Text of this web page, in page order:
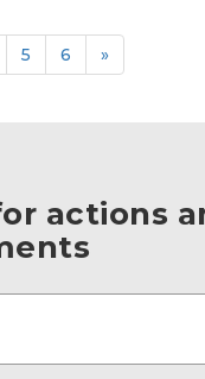
5 6 »
actions